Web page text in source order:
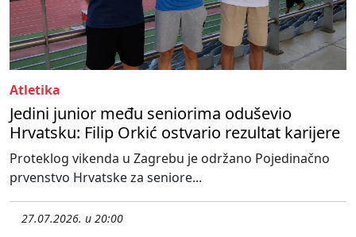
Atletika
Jedini junior među seniorima oduševio
Hrvatsku: Filip Orkić ostvario rezultat karijere
Proteklog vikenda u Zagrebu je održano Pojedinačno
prvenstvo Hrvatske za seniore...
27.07.2026. u 20:00